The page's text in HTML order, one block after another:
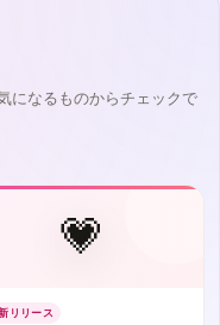
になるものからチェックで
💗
リリース